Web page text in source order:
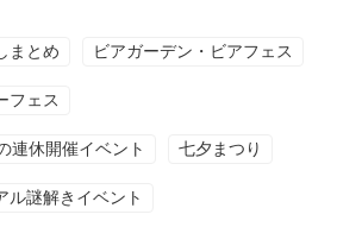
まとめ ビアガーデン・ビアフェス
フェス
連休開催イベント 七夕まつり
ル謎解きイベント